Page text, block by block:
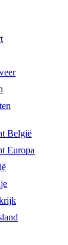
België
Europa